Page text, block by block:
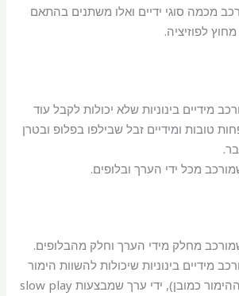
מכמה סוגי ידיים ואלו משתנים בהתאם
לפוזיציה.
מידיים בינוניות שלא יכולות לקבל עוד
טובות ומידיים זבל שבילפו בפלופ ובטרן
מכל ידי הערך ובלופים.
מחלק מידי הערך וחלק מהבלופים.
מידיים בינוניות שיכולות להשוות הימור
(תלוי בגובה ההימור כמובן), ידי ערך שמבצעות slow play